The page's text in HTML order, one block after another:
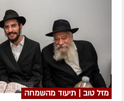
מזל טוב | תיעוד מהשמחה